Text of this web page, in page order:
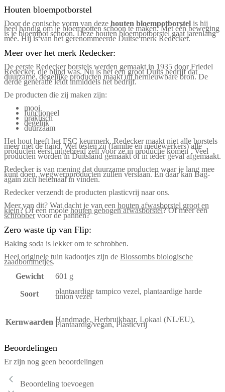
Houten bloempotborstel
Door de conische vorm van deze houten bloempotborstel is hij
heel handig om je bloempotten schoon te maken. Met één beweging
is je bloempot schoon. Deze houten bloempotborstel gaat jarenlang
mee. Hij is van het gerenommeerde Duitse merk Redecker.
Meer over het merk Redecker:
De eerste Redecker borstels werden gemaakt in 1935 door Friedel
Redecker, die blind was. Nu is het een groot Duits bedrijf dat
duurzame, degelijke producten maakt uit hernieuwbare bron. De
derde generatie leidt inmiddels het bedrijf.
De producten die zij maken zijn:
mooi
functioneel
praktisch
degelijk
duurzaam
Het hout heeft het FSC keurmerk. Redecker maakt niet alle borstels
meer met de hand. Wel testen zij (familie en medewerkers) alle
producten eerst uitgebreid zelf voor ze in productie komen . Veel
producten worden in Duitsland gemaakt of in ieder geval afgemaakt.
Redecker is van mening dat duurzame producten waar je lang mee
kunt doen, wegwerpproducten zullen verslaan. En daar kan Bag-
again zich helemaal in vinden.
Redecker verzendt de producten plasticvrij naar ons.
Meer van dit? Wat dacht je van een houten afwasborstel groot en
klein? Of een mooiehouten gebogen afwasborstel? Of meer een
schrobbervoor de pannen?
Zero waste tip van Flip:
Baking soda is lekker om te schrobben.
Heel originele tuin kadootjes zijn de Blossombs biologische
zaadbommetjes.
Gewicht
601 g
Soort plantaardige tampico vezel, plantaardige harde
union vezel
Kernwaarden Handmade, Herbruikbaar, Lokaal (NL/EU),
Plantaardig/vegan, Plasticvrij
Beoordelingen
Er zijn nog geen beoordelingen
Beoordeling toevoegen